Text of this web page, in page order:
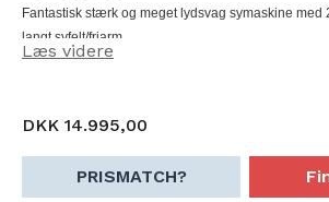
Fantastisk stærk og meget lydsvag symaskine med
langt syfelt/friarm.
Læs videre
DKK 14.995,00
PRISMATCH?